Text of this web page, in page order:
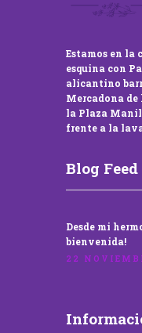
Estamos en la
esquina con
alicantino
Mercadona
la Plaza
frente a la
Blog Feed
Desde mi
bienvenida!
22